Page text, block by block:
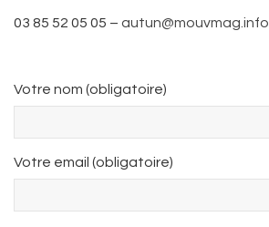
03 85 52 05 05 – autun@mouvmag.info
Votre nom (obligatoire)
Votre email (obligatoire)